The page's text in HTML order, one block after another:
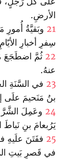
الأرضِ.
21 وبَقيَّةُ
سِفرِ أخبارِ
22 ثُمَّ اضطَجَعَ
عنهُ.
23 في السَّنَةِ
بنُ مَنَحيمَ علَى
24 وعَمِلَ
يَرُبعامَ بنِ
25 ففَتَنَ علَيهِ
في قَصرِ بَيتِ